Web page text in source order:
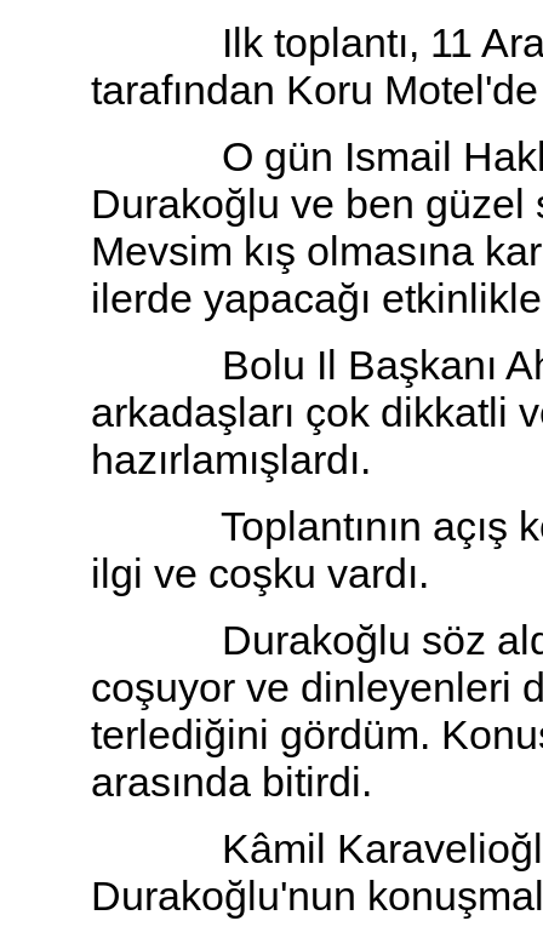
Ilk toplantı, 11
tarafından Koru
O gün Ismail Hakkı
Durakoğlu ve ben
Mevsim kış olmasına
ilerde yapacağı
Bolu Il Başkanı
arkadaşları çok dikkatli
hazırlamışlardı.
Toplantının açış
ilgi ve coşku vardı.
Durakoğlu söz aldı.
coşuyor ve dinleyenleri
terlediğini gördüm.
arasında bitirdi.
Kâmil Karavelioğlu
Durakoğlu'nun